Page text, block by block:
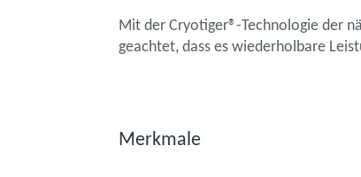
Mit der Cryotiger®-Technologie der
geachtet, dass es wiederholbare
Merkmale